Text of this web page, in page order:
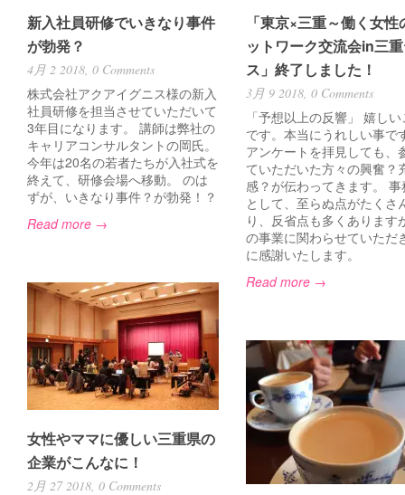
新入社員研修でいきなり事件
が勃発？
4月 2 2018, 0 Comments
株式会社アクアイグニス様の新入
社員研修を担当させていただいて
3年目になります。 講師は弊社の
キャリアコンサルタントの岡氏。
今年は20名の若者たちが入社式を
終えて、研修会場へ移動。 のは
ずが、いきなり事件？が勃発！？
Read more →
「東京×三重～働く女性
ットワーク交流会in三
ス」終了しました！
3月 9 2018, 0 Comments
「予想以上の反響」 嬉し
です。本当にうれしい事で
アンケートを拝見しても、
ていただいた方々の興奮？
感？が伝わってきます。 事
として、至らぬ点がたくさ
り、反省点も多くあります
の事業に関わらせていただ
に感謝いたします。
Read more →
女性やママに優しい三重県の
企業がこんなに！
2月 27 2018, 0 Comments